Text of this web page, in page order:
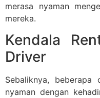
merasa nyaman
mereka.
Kendala
Driver
Sebaliknya, beberapa
nyaman dengan